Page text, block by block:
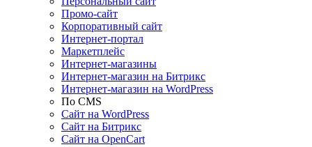
Промо-сайт
Корпоративный сайт
Интернет-портал
Маркетплейс
Интернет-магазины
Интернет-магазин на Битрикс
Интернет-магазин на WordPress
По СMS
Сайт на WordPress
Сайт на Битрикс
Сайт на OpenCart